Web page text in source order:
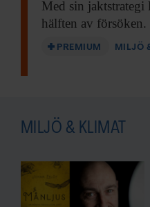
Med sin jaktstrategi
hälften av försöken.
PREMIUM MILJÖ
MILJÖ & KLIMAT